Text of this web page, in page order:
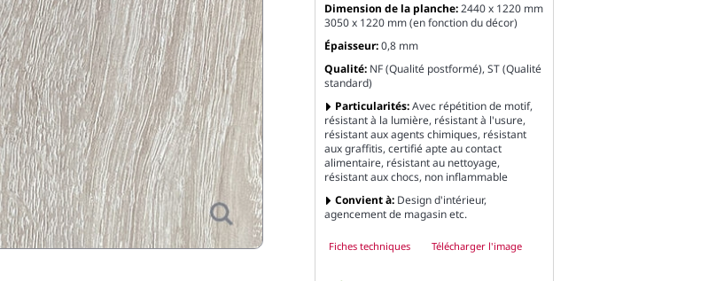
Dimension de la planche:2440 x 1220 mm
3050 x 1220 mm (en fonction du décor)
Épaisseur:0,8 mm
Qualité: NF (Qualité postformé), ST (Qualité
standard)
Particularités:Avec répétition de motif,
résistant à la lumière, résistant à l'usure,
résistant aux agents chimiques, résistant
aux graffitis, certifié apte au contact
alimentaire, résistant au nettoyage,
résistant aux chocs, non inflammable
Convient à: Design d'intérieur,
agencement de magasin etc.
Fiches techniques Télécharger l'image